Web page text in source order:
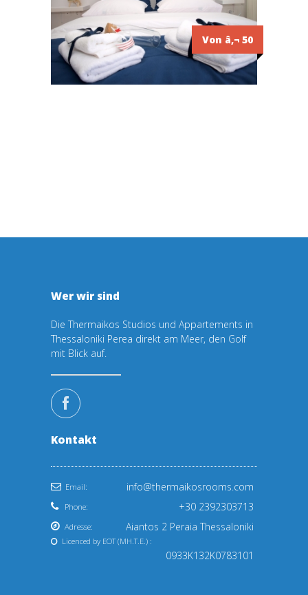
Von â‚¬ 50
Wer wir sind
Die Thermaikos Studios und Appartements in
Thessaloniki Perea direkt am Meer, den Golf
mit Blick auf.
Kontakt
Email: info@thermaikosrooms.com
Phone: +30 2392303713
Adresse: Aiantos 2 Peraia Thessaloniki
Licenced by EOT (ΜΗ.Τ.Ε.) :
0933Κ132Κ0783101